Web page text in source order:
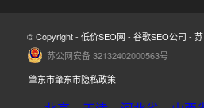
© Copyright - 低价SEO网 - 谷歌SEO公司 -
苏公网安备 32132402000563号
肇东市肇东市隐私政策